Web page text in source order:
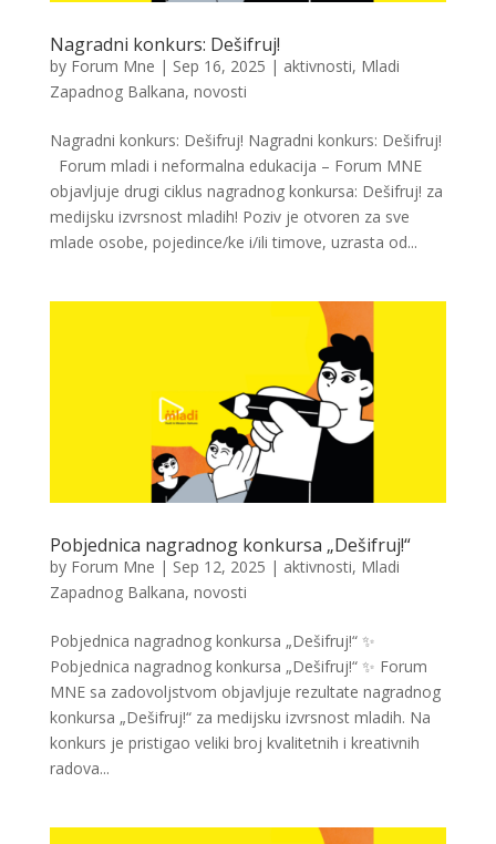
Nagradni konkurs: Dešifruj!
by Forum Mne | Sep 16, 2025 | aktivnosti, Mladi
Zapadnog Balkana, novosti
Nagradni konkurs: Dešifruj! Nagradni konkurs: Dešifruj!
Forum mladi i neformalna edukacija – Forum MNE
objavljuje drugi ciklus nagradnog konkursa: Dešifruj! za
medijsku izvrsnost mladih! Poziv je otvoren za sve
mlade osobe, pojedince/ke i/ili timove, uzrasta od...
Pobjednica nagradnog konkursa „Dešifruj!“
by Forum Mne | Sep 12, 2025 | aktivnosti, Mladi
Zapadnog Balkana, novosti
Pobjednica nagradnog konkursa „Dešifruj!“ ✨
Pobjednica nagradnog konkursa „Dešifruj!“ ✨ Forum
MNE sa zadovoljstvom objavljuje rezultate nagradnog
konkursa „Dešifruj!“ za medijsku izvrsnost mladih. Na
konkurs je pristigao veliki broj kvalitetnih i kreativnih
radova...